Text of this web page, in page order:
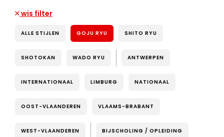
wis filter
ALLE STIJLEN GOJU RYU SHITO RYU
SHOTOKAN WADO RYU ANTWERPEN
INTERNATIONAAL LIMBURG NATIONAAL
OOST-VLAANDEREN VLAAMS-BRABANT
WEST-VLAANDEREN BIJSCHOLING / OPLEIDING